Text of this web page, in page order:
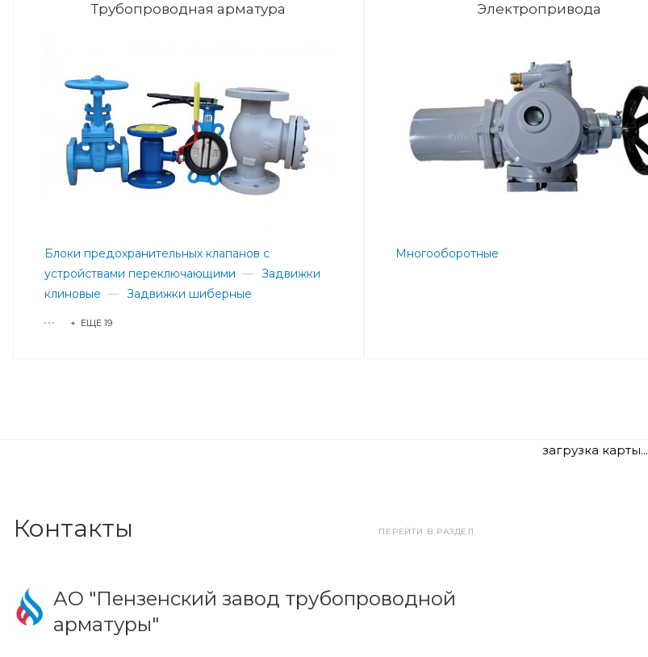
Трубопроводная арматура
Блоки предохранительных клапанов с
устройствами переключающими —
Задвижки
клиновые — Задвижки шиберные
+ ЕЩЕ 19
Электропривода
Многооборотные
ПЕРЕЙТИ В РАЗДЕЛ
Контакты
АО "Пензенский завод трубопроводной
арматуры"
загрузка карты...